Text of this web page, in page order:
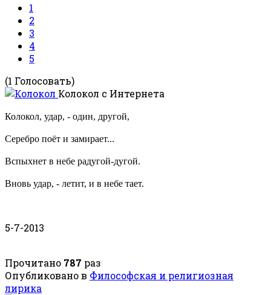
1
2
3
4
5
(1 Голосовать)
Колокол с Интернета
Колокол, удар, - один, другой,
Серебро поёт и замирает...
Вспыхнет в небе радугой-дугой.
Вновь удар, - летит, и в небе тает.
5-7-2013
Прочитано 787 раз
Опубликовано в Философская и религиозная
лирика